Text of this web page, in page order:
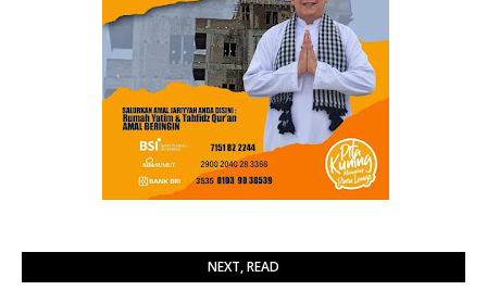
NEXT, READ